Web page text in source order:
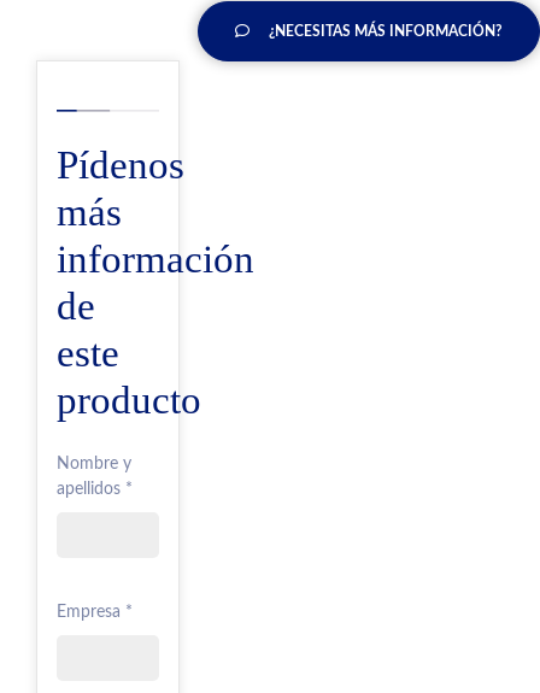
¿NECESITAS MÁS INFORMACIÓN?
Pídenos
más
información
de
este
producto
Nombre y
apellidos *
Empresa *